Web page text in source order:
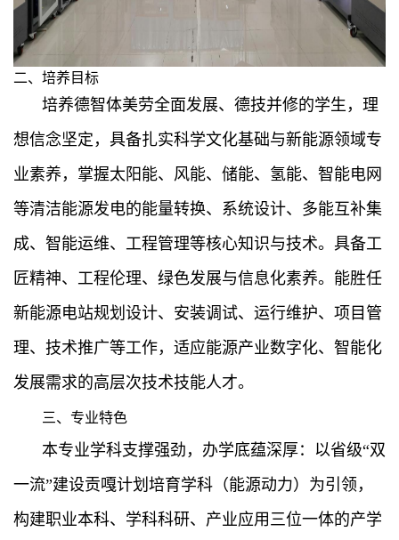
二、培养目标
培养德智体美劳全面发展、德技并修的学生，理
想信念坚定，具备扎实科学文化基础与新能源领域专
业素养，掌握太阳能、风能、储能、氢能、智能电网
等清洁能源发电的能量转换、系统设计、多能互补集
成、智能运维、工程管理等核心知识与技术。具备工
匠精神、工程伦理、绿色发展与信息化素养。能胜任
新能源电站规划设计、安装调试、运行维护、项目管
理、技术推广等工作，适应能源产业数字化、智能化
发展需求的高层次技术技能人才。
三、专业特色
本专业学科支撑强劲，办学底蕴深厚：以省级“双
一流”建设贡嘎计划培育学科（能源动力）为引领，
构建职业本科、学科科研、产业应用三位一体的产学